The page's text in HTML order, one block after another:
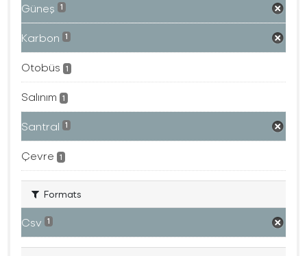
Güneş 1
Karbon 1
Otobüs 1
Salınım 1
Santral 1
Çevre 1
Formats
Csv 1